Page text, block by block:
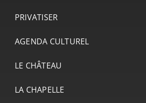
PRIVATISER
AGENDA CULTUREL
LE CHÂTEAU
LA CHAPELLE